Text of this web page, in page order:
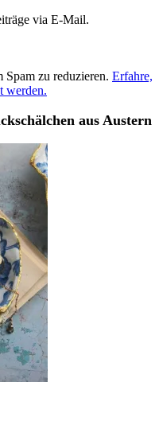
via E-Mail.
Spam zu reduzieren. Erfahre,
werden.
aus Austern